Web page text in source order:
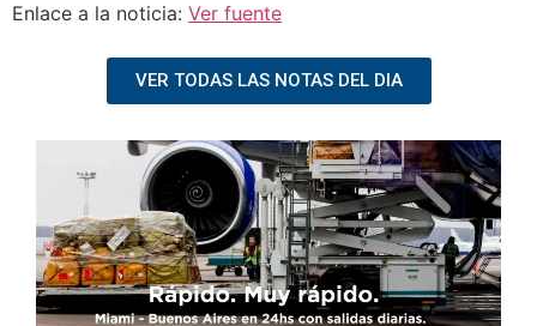
Enlace a la noticia: Ver fuente
VER TODAS LAS NOTAS DEL DIA